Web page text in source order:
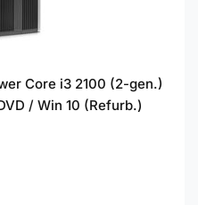
Core i3 2100 (2-gen.)
/ Win 10 (Refurb.)